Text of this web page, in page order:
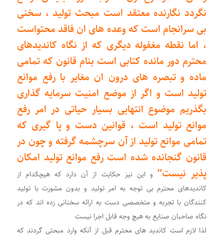
نگردد نگارنده معتقد است مبحث تولید ، سخنی
بی سرانجام است که وعده های ان‌ فاقد محتواست
، اما نقطه مغفوله دیگری که از نگاه کاندیدهای
محترم دور مانده کتابی است بنام قانون که تمامی‌
ماده و تبصره های درون ان مغایر با رفع موانع
تولید است و اگر‌ از موضع امنیت سرمایه گذاری
بگذریم موضوع انتهایی بسیار حیاتی در امر رفع
موانع تولید است ، قوانین دست و پا گیری که
تمامی‌ موانع تولید از آن سرچشمه گرفته و چون در
قانون گنجانده شده است رفع موانع تولید امکان
پذیر نیست” و این نیز حکایت از آن دارد که هیچکدام از
کاندیدهای محترم بی توجه به امر تولید و بدون مشورت با تولید
کنندگان با تجربه و متخصصی دست به ارائه سخنانی زده اند که در
نگاه صاحبان صنایع به هیچ وجه قابل اجرا نیست
لذا لازم است کاندید های محترم‌ قبل از آنکه وارد مبحثی گردند که